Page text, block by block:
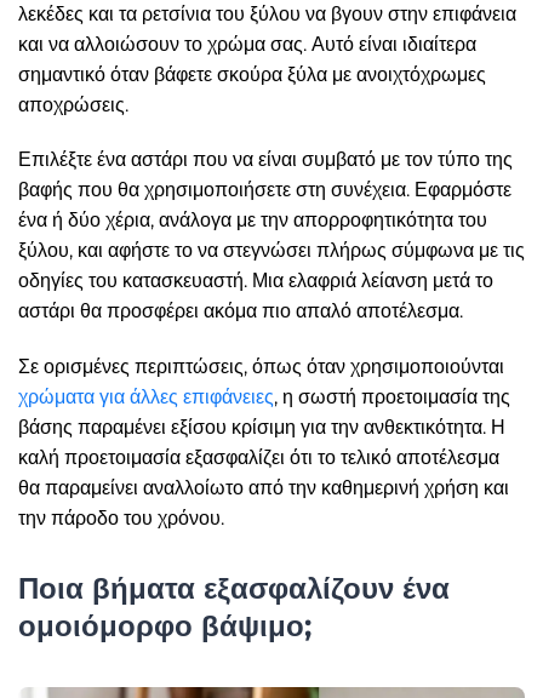
λεκέδες και τα ρετσίνια του ξύλου να βγουν στην επιφάνεια
και να αλλοιώσουν το χρώμα σας. Αυτό είναι ιδιαίτερα
σημαντικό όταν βάφετε σκούρα ξύλα με ανοιχτόχρωμες
αποχρώσεις.
Επιλέξτε ένα αστάρι που να είναι συμβατό με τον τύπο της
βαφής που θα χρησιμοποιήσετε στη συνέχεια. Εφαρμόστε
ένα ή δύο χέρια, ανάλογα με την απορροφητικότητα του
ξύλου, και αφήστε το να στεγνώσει πλήρως σύμφωνα με τις
οδηγίες του κατασκευαστή. Μια ελαφριά λείανση μετά το
αστάρι θα προσφέρει ακόμα πιο απαλό αποτέλεσμα.
Σε ορισμένες περιπτώσεις, όπως όταν χρησιμοποιούνται
χρώματα για άλλες επιφάνειες, η σωστή προετοιμασία της
βάσης παραμένει εξίσου κρίσιμη για την ανθεκτικότητα. Η
καλή προετοιμασία εξασφαλίζει ότι το τελικό αποτέλεσμα
θα παραμείνει αναλλοίωτο από την καθημερινή χρήση και
την πάροδο του χρόνου.
Ποια βήματα εξασφαλίζουν ένα
ομοιόμορφο βάψιμο;